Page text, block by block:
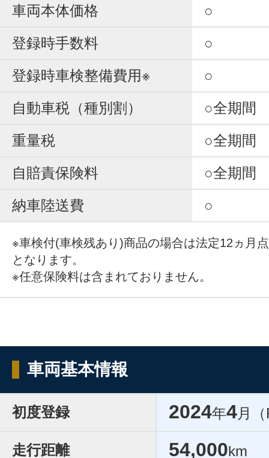
車両本体価格
○
登録時手数料
○
登録時車検整備費用※
○
自動車税（種別割）
○全期間
重量税
○全期間
自賠責保険料
○全期間
納車陸送費
○
※車検付(車検残あり)商品の場合は法定12ヵ月
となります。
※任意保険料は含まれておりません。
車両基本情報
初度登録 2024年4月
走行距離 54,000km